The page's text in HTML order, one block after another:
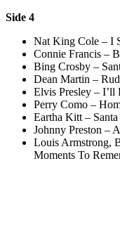
Side 4
Nat King Cole – I
Connie Francis –
Bing Crosby –
Dean Martin –
Elvis Presley – I’ll
Perry Como –
Eartha Kitt –
Johnny Preston –
Louis Armstrong,
Moments To